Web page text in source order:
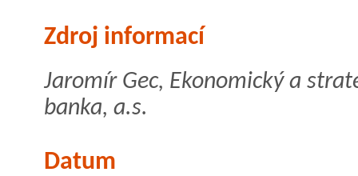
Zdroj informací
Jaromír Gec, Ekonomický a
banka, a.s.
Datum